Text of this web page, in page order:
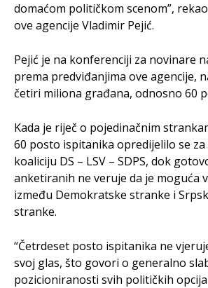
domaćom političkom scenom”,
ove agencije Vladimir Pejić.
Pejić je na konferenciji za novinare
prema predviđanjima ove agencije,
četiri miliona građana, odnosno 60
Kada je riječ o pojedinačnim
60 posto ispitanika opredijelilo se za
koaliciju DS – LSV – SDPS, dok
anketiranih ne veruje da je moguća
između Demokratske stranke i
stranke.
“Četrdeset posto ispitanika ne
svoj glas, što govori o generalno
pozicioniranosti svih političkih opcija